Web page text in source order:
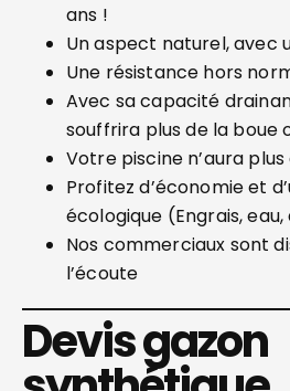
ans !
Un aspect naturel, avec
Une résistance hors
Avec sa capacité
souffrira plus de la boue
Votre piscine n’aura
Profitez d’économie et
écologique (Engrais,
Nos commerciaux sont
l’écoute
Devis gazon